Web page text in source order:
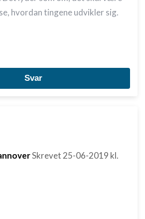
hvordan tingene udvikler sig.
Svar
Skrevet 25-06-2019 kl.